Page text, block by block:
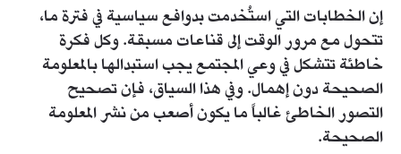
إن الخطابات التي استُخدمت بدوافع سياسية في فترة ما،
تتحول مع مرور الوقت إلى قناعات مسبقة. وكل فكرة
خاطئة تتشكل في وعي المجتمع يجب استبدالها بالمعلومة
الصحيحة دون إهمال. وفي هذا السياق، فإن تصحيح
التصور الخاطئ غالباً ما يكون أصعب من نشر المعلومة
الصحيحة.